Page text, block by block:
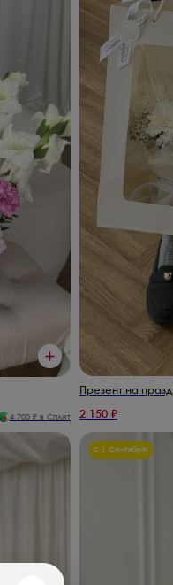
4 700 ₽ в Сплит
Презент на
2 150 ₽
С 1 Сентября!